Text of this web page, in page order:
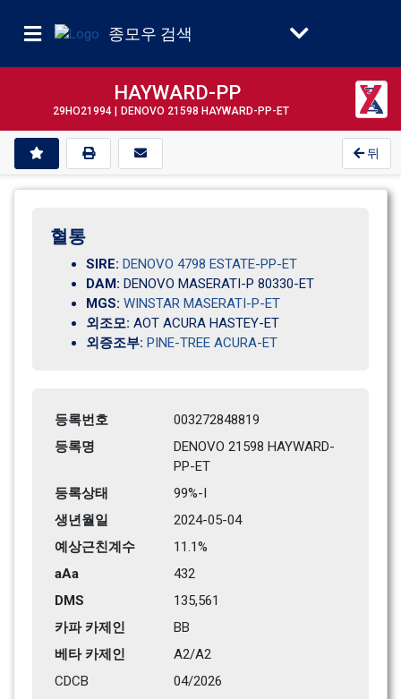
종모우 검색
HAYWARD-PP
29HO21994 | DENOVO 21598 HAYWARD-PP-ET
뒤
혈통
SIRE: DENOVO 4798 ESTATE-PP-ET
DAM: DENOVO MASERATI-P 80330-ET
MGS: WINSTAR MASERATI-P-ET
외조모: AOT ACURA HASTEY-ET
외증조부: PINE-TREE ACURA-ET
등록번호
003272848819
등록명
DENOVO 21598 HAYWARD-
PP-ET
등록상태
99%-I
생년월일
2024-05-04
예상근친계수
11.1%
aAa
432
DMS
135,561
카파 카제인
BB
베타 카제인
A2/A2
CDCB
04/2026